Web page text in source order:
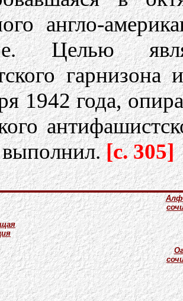
англо-
Целью
гарнизона
1942 года,
выполнил.[c. 305]